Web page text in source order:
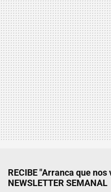
RECIBE "Arranca que nos
NEWSLETTER SEMANAL